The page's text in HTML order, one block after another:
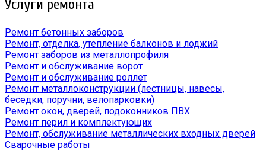
Услуги ремонта
Ремонт бетонных заборов
Ремонт, отделка, утепление балконов и лоджий
Ремонт заборов из металлопрофиля
Ремонт и обслуживание ворот
Ремонт и обслуживание роллет
Ремонт металлоконструкции (лестницы, навесы,
беседки, поручни, велопарковки)
Ремонт окон, дверей, подоконников ПВХ
Ремонт перил и комплектующих
Ремонт, обслуживание металлических входных дверей
Сварочные работы